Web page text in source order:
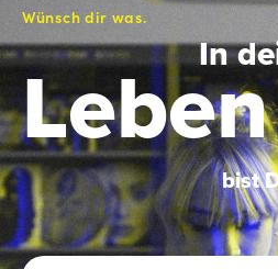
Wünsch dir was.
In
Leben
bist
Name *